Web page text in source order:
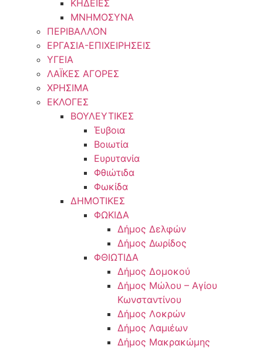
ΚΗΔΕΙΕΣ
ΜΝΗΜΟΣΥΝΑ
ΠΕΡΙΒΑΛΛΟΝ
ΕΡΓΑΣΙΑ-ΕΠΙΧΕΙΡΗΣΕΙΣ
ΥΓΕΙΑ
ΛΑΪΚΕΣ ΑΓΟΡΕΣ
ΧΡΗΣΙΜΑ
ΕΚΛΟΓΕΣ
ΒΟΥΛΕΥΤΙΚΕΣ
Έυβοια
Βοιωτία
Ευρυτανία
Φθιώτιδα
Φωκίδα
ΔΗΜΟΤΙΚΕΣ
ΦΩΚΙΔΑ
Δήμος Δελφών
Δήμος Δωρίδος
ΦΘΙΩΤΙΔΑ
Δήμος Δομοκού
Δήμος Μώλου – Αγίου
Κωνσταντίνου
Δήμος Λοκρών
Δήμος Λαμιέων
Δήμος Μακρακώμης